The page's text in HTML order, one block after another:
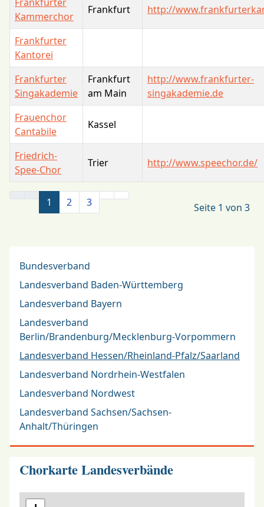
Kontakte,
Kammerchor
Frankfurt http://
Frankfurter
Kantorei
Frankfurter
Singakademie
Frankfurt
am Main
http://www.frankfurter-
singakademie.de
Frauenchor
Cantabile
Kassel
Friedrich-
Spee-Chor
Trier http://www.speechor.de/
Seite 1 von 3
1 2 3
Bundesverband
Landesverband Baden-Württemberg
Landesverband Bayern
Landesverband
Berlin/Brandenburg/Mecklenburg-Vorpommern
Landesverband Hessen/Rheinland-Pfalz/Saarland
Landesverband Nordrhein-Westfalen
Landesverband Nordwest
Landesverband Sachsen/Sachsen-
Anhalt/Thüringen
Chorkarte Landesverbände